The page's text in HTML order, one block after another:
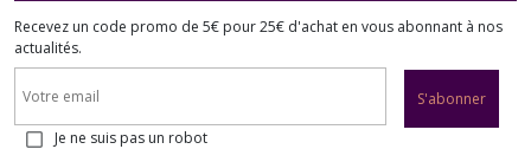
Recevez un code promo de 5€ pour 25€ d'achat en vous abonnant à nos
actualités.
S'abonner
Je ne suis pas un robot